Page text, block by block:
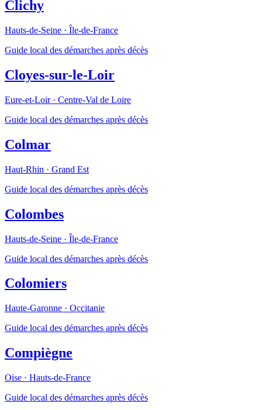
Clichy
Hauts-de-Seine · Île-de-France
Guide local des démarches après décès
Cloyes-sur-le-Loir
Eure-et-Loir· Centre-Val de Loire
Guide local des démarches après décès
Colmar
Haut-Rhin · Grand Est
Guide local des démarches après décès
Colombes
Hauts-de-Seine · Île-de-France
Guide local des démarches après décès
Colomiers
Haute-Garonne · Occitanie
Guide local des démarches après décès
Compiègne
Oise · Hauts-de-France
Guide local des démarches après décès